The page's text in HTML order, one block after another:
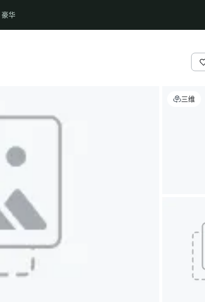
豪华
三维